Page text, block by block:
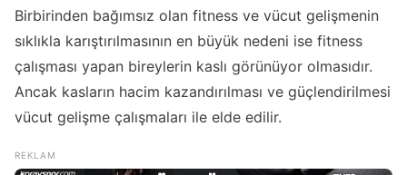
Birbirinden bağımsız olan fitness ve vücut gelişmenin
sıklıkla karıştırılmasının en büyük nedeni ise fitness
çalışması yapan bireylerin kaslı görünüyor olmasıdır.
Ancak kasların hacim kazandırılması ve güçlendirilmesi
vücut gelişme çalışmaları ile elde edilir.